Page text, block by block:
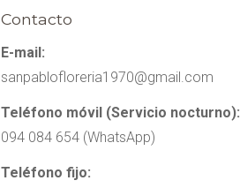
Contacto
E-mail:
sanpablofloreria1970@gmail.com
Teléfono móvil (Servicio nocturno):
094 084 654 (WhatsApp)
Teléfono fijo: